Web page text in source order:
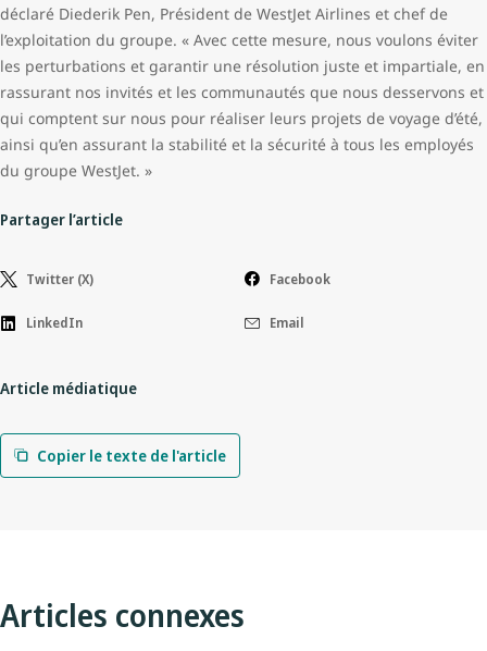
déclaré Diederik Pen, Président de WestJet Airlines et chef de
l’exploitation du groupe. « Avec cette mesure, nous voulons éviter
les perturbations et garantir une résolution juste et impartiale, en
rassurant nos invités et les communautés que nous desservons et
qui comptent sur nous pour réaliser leurs projets de voyage d’été,
ainsi qu’en assurant la stabilité et la sécurité à tous les employés
du groupe WestJet. »
Partager l’article
Twitter (X) Facebook
LinkedIn Email
Article médiatique
Copier le texte de l'article
Articles connexes